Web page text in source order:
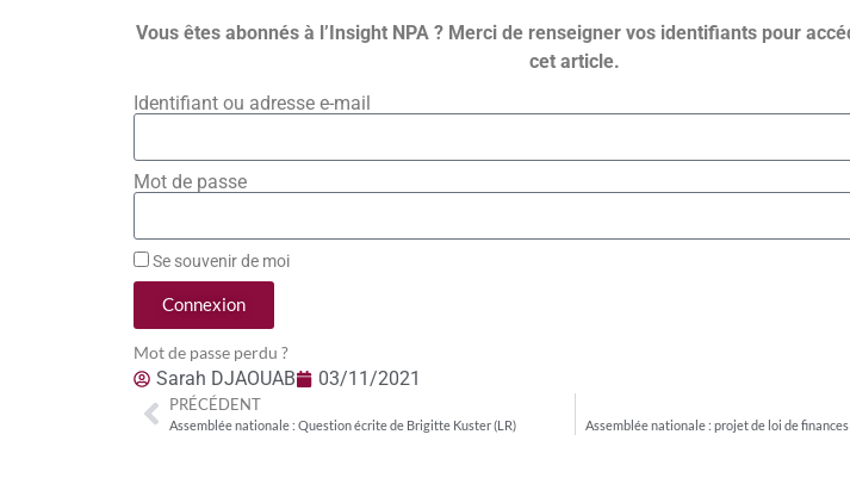
Vous êtes abonnés à l’Insight NPA ? Merci de renseigner vos identifiants pour
cet article.
Identifiant ou adresse e-mail
Mot de passe
Se souvenir de moi
Connexion
Mot de passe perdu ?
Sarah DJAOUAB 03/11/2021
PRÉCÉDENT
Assemblée nationale : Question écrite de Brigitte Kuster (LR) Assemblée nationale : projet de loi de